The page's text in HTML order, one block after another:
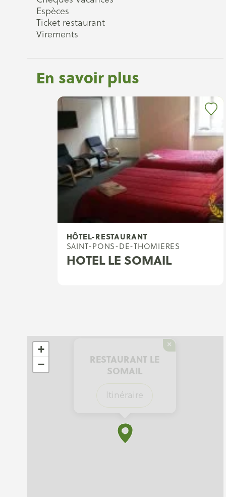
Espèces
Ticket restaurant
Virements
En savoir plus
HÔTEL-RESTAURANT
SAINT-PONS-DE-THOMIERES
HOTEL LE SOMAIL
RESTAURANT LE
SOMAIL
Itinéraire
×
+
−